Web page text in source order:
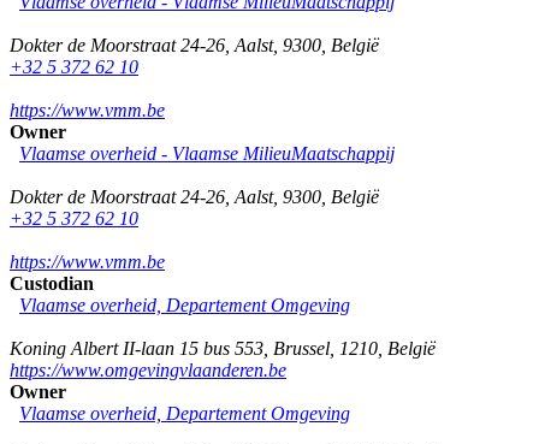
Dokter de Moorstraat 24-26 Aalst, 9300 België
+32 5 372 62 10
https://www.vmm.be
Owner
Vlaamse overheid - Vlaamse MilieuMaatschappij
Dokter de Moorstraat 24-26 Aalst, 9300 België
+32 5 372 62 10
https://www.vmm.be
Custodian
Vlaamse overheid, Departement Omgeving
Koning Albert II-laan 15 bus 553 Brussel 1210 België
https://www.omgevingvlaanderen.be
Owner
Vlaamse overheid, Departement Omgeving